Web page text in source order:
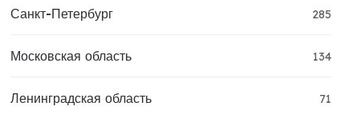
Санкт-Петербург 285
Московская область 134
Ленинградская область 71